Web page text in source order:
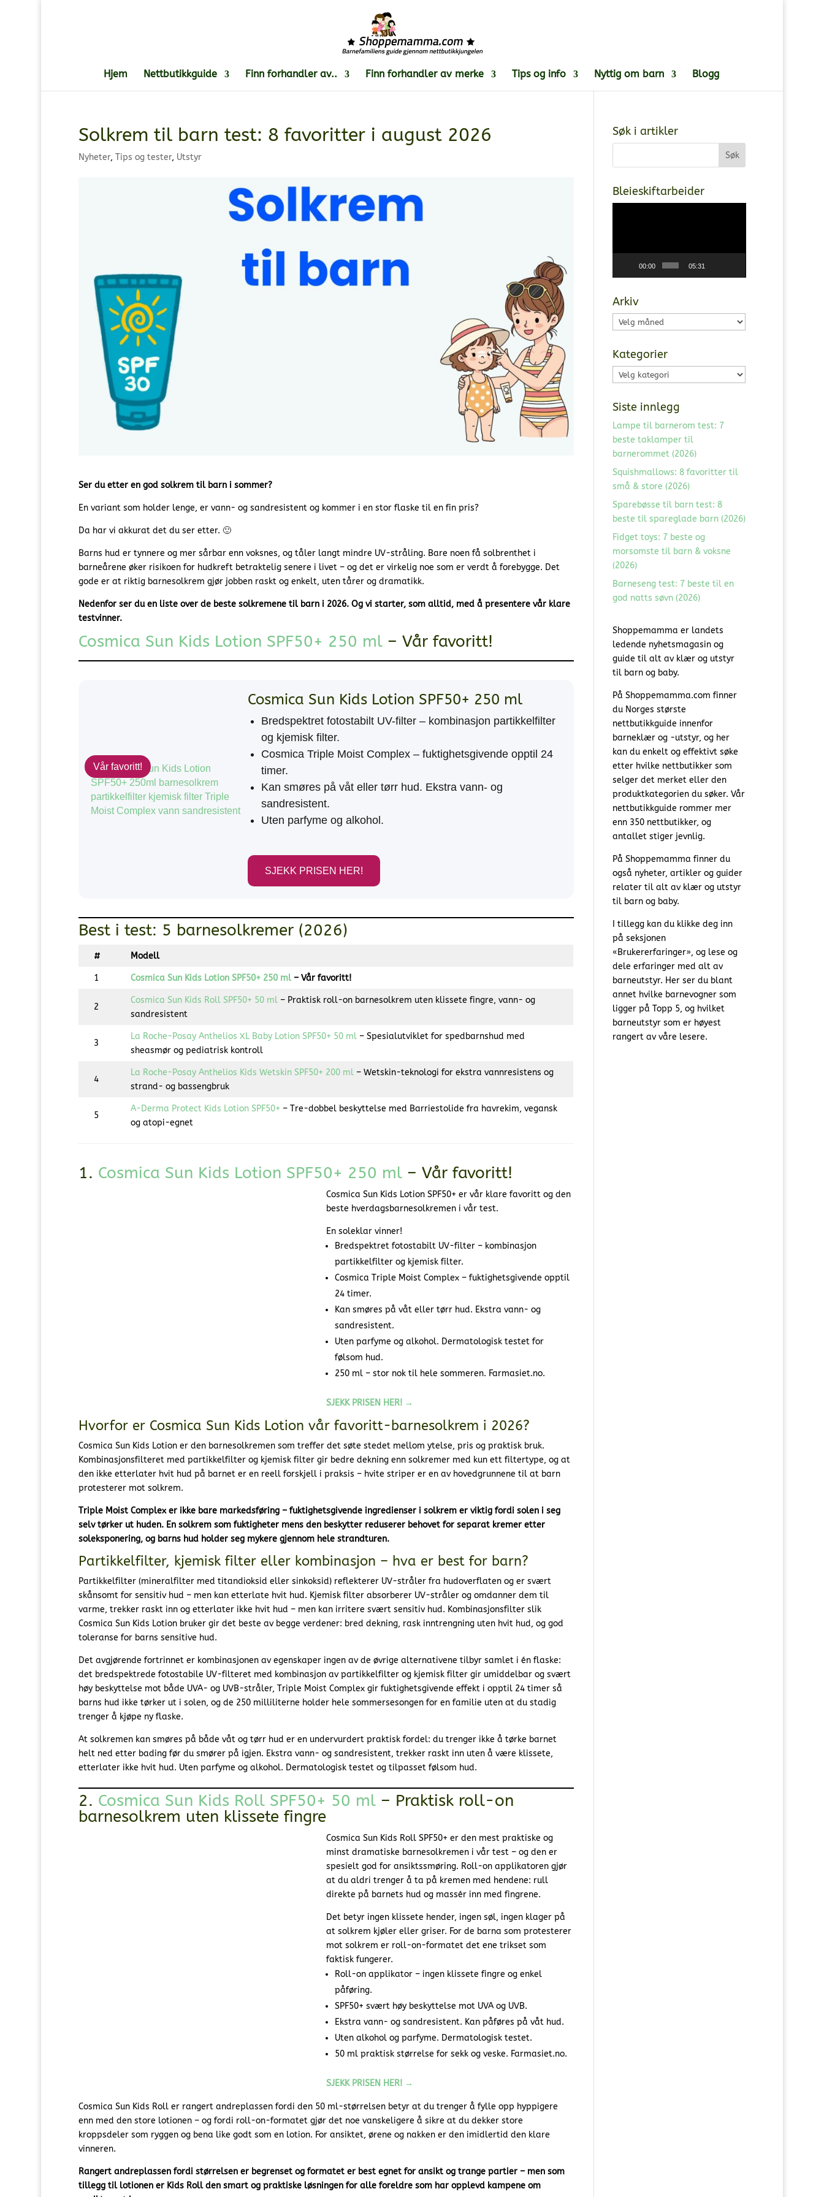
Hjem Nettbutikkguide Finn forhandler av.. Finn forhandler av merke Tips og info Nyttig om barn Blogg
Solkrem til barn test: 8 favoritter i august 2026
Nyheter, Tips og tester, Utstyr
Ser du etter en god solkrem til barn i sommer?
En variant som holder lenge, er vann- og sandresistent og kommer i en stor flaske til en fin pris?
Da har vi akkurat det du ser etter. 🙂
Barns hud er tynnere og mer sårbar enn voksnes, og tåler langt mindre UV-stråling. Bare noen få solbrenthet i
barneårene øker risikoen for hudkreft betraktelig senere i livet – og det er virkelig noe som er verdt å forebygge. Det
gode er at riktig barnesolkrem gjør jobben raskt og enkelt, uten tårer og dramatikk.
Nedenfor ser du en liste over de beste solkremene til barn i 2026. Og vi starter, som alltid, med å presentere vår klare
testvinner.
Cosmica Sun Kids Lotion SPF50+ 250 ml – Vår favoritt!
Vår favoritt!
Cosmica Sun Kids Lotion SPF50+ 250 ml
Bredspektret fotostabilt UV-filter – kombinasjon partikkelfilter
og kjemisk filter.
Cosmica Triple Moist Complex – fuktighetsgivende opptil 24
timer.
Kan smøres på våt eller tørr hud. Ekstra vann- og
sandresistent.
Uten parfyme og alkohol.
SJEKK PRISEN HER!
Best i test: 5 barnesolkremer (2026)
# Modell
1 Cosmica Sun Kids Lotion SPF50+ 250 ml– Vår favoritt!
2
Cosmica Sun Kids Roll SPF50+ 50 ml– Praktisk roll-on barnesolkrem uten klissete fingre, vann- og
sandresistent
3
La Roche-Posay Anthelios XL Baby Lotion SPF50+ 50 ml– Spesialutviklet for spedbarnshud med
sheasmør og pediatrisk kontroll
4
La Roche-Posay Anthelios Kids Wetskin SPF50+ 200 ml– Wetskin-teknologi for ekstra vannresistens og
strand- og bassengbruk
5
A-Derma Protect Kids Lotion SPF50+ – Tre-dobbel beskyttelse med Barriestolide fra havrekim, vegansk
og atopi-egnet
1. Cosmica Sun Kids Lotion SPF50+ 250 ml– Vår favoritt!
Cosmica Sun Kids Lotion SPF50+ er vår klare favoritt og den
beste hverdagsbarnesolkremen i vår test.
En soleklar vinner!
Bredspektret fotostabilt UV-filter – kombinasjon
partikkelfilter og kjemisk filter.
Cosmica Triple Moist Complex – fuktighetsgivende opptil
24 timer.
Kan smøres på våt eller tørr hud. Ekstra vann- og
sandresistent.
Uten parfyme og alkohol. Dermatologisk testet for
følsom hud.
250 ml – stor nok til hele sommeren. Farmasiet.no.
SJEKK PRISEN HER! →
Hvorfor er Cosmica Sun Kids Lotion vår favoritt-barnesolkrem i 2026?
Cosmica Sun Kids Lotion er den barnesolkremen som treffer det søte stedet mellom ytelse, pris og praktisk bruk.
Kombinasjonsfilteret med partikkelfilter og kjemisk filter gir bedre dekning enn solkremer med kun ett filtertype, og at
den ikke etterlater hvit hud på barnet er en reell forskjell i praksis – hvite striper er en av hovedgrunnene til at barn
protesterer mot solkrem.
Triple Moist Complex er ikke bare markedsføring – fuktighetsgivende ingredienser i solkrem er viktig fordi solen i seg
selv tørker ut huden. En solkrem som fuktigheter mens den beskytter reduserer behovet for separat kremer etter
soleksponering, og barns hud holder seg mykere gjennom hele strandturen.
Partikkelfilter, kjemisk filter eller kombinasjon – hva er best for barn?
Partikkelfilter (mineralfilter med titandioksid eller sinkoksid) reflekterer UV-stråler fra hudoverflaten og er svært
skånsomt for sensitiv hud – men kan etterlate hvit hud. Kjemisk filter absorberer UV-stråler og omdanner dem til
varme, trekker raskt inn og etterlater ikke hvit hud – men kan irritere svært sensitiv hud. Kombinasjonsfilter slik
Cosmica Sun Kids Lotion bruker gir det beste av begge verdener: bred dekning, rask inntrengning uten hvit hud, og god
toleranse for barns sensitive hud.
Det avgjørende fortrinnet er kombinasjonen av egenskaper ingen av de øvrige alternativene tilbyr samlet i én flaske:
det bredspektrede fotostabile UV-filteret med kombinasjon av partikkelfilter og kjemisk filter gir umiddelbar og svært
høy beskyttelse mot både UVA- og UVB-stråler, Triple Moist Complex gir fuktighetsgivende effekt i opptil 24 timer så
barns hud ikke tørker ut i solen, og de 250 milliliterne holder hele sommersesongen for en familie uten at du stadig
trenger å kjøpe ny flaske.
At solkremen kan smøres på både våt og tørr hud er en undervurdert praktisk fordel: du trenger ikke å tørke barnet
helt ned etter bading før du smører på igjen. Ekstra vann- og sandresistent, trekker raskt inn uten å være klissete,
etterlater ikke hvit hud. Uten parfyme og alkohol. Dermatologisk testet og tilpasset følsom hud.
2. Cosmica Sun Kids Roll SPF50+ 50 ml– Praktisk roll-on
barnesolkrem uten klissete fingre
Cosmica Sun Kids Roll SPF50+ er den mest praktiske og
minst dramatiske barnesolkremen i vår test – og den er
spesielt god for ansiktssmøring. Roll-on applikatoren gjør
at du aldri trenger å ta på kremen med hendene: rull
direkte på barnets hud og massér inn med fingrene.
Det betyr ingen klissete hender, ingen søl, ingen klager på
at solkrem kjøler eller griser. For de barna som protesterer
mot solkrem er roll-on-formatet det ene trikset som
faktisk fungerer.
Roll-on applikator – ingen klissete fingre og enkel
påføring.
SPF50+ svært høy beskyttelse mot UVA og UVB.
Ekstra vann- og sandresistent. Kan påføres på våt hud.
Uten alkohol og parfyme. Dermatologisk testet.
50 ml praktisk størrelse for sekk og veske. Farmasiet.no.
SJEKK PRISEN HER! →
Cosmica Sun Kids Roll er rangert andreplassen fordi den 50 ml-størrelsen betyr at du trenger å fylle opp hyppigere
enn med den store lotionen – og fordi roll-on-formatet gjør det noe vanskeligere å sikre at du dekker store
kroppsdeler som ryggen og bena like godt som en lotion. For ansiktet, ørene og nakken er den imidlertid den klare
vinneren.
Rangert andreplassen fordi størrelsen er begrenset og formatet er best egnet for ansikt og trange partier – men som
tillegg til lotionen er Kids Roll den smart og praktiske løsningen for alle foreldre som har opplevd kampene om
Søk i artikler
Bleieskiftarbeider
00:00 05:31
Arkiv
Arkiv
Kategorier
Kategorier
Siste innlegg
Lampe til barnerom test: 7
beste taklamper til
barnerommet (2026)
Squishmallows: 8 favoritter til
små & store (2026)
Sparebøsse til barn test: 8
beste til spareglade barn (2026)
Fidget toys: 7 beste og
morsomste til barn & voksne
(2026)
Barneseng test: 7 beste til en
god natts søvn (2026)
Shoppemamma er landets
ledende nyhetsmagasin og
guide til alt av klær og utstyr
til barn og baby.
På Shoppemamma.com finner
du Norges største
nettbutikkguide innenfor
barneklær og -utstyr, og her
kan du enkelt og effektivt søke
etter hvilke nettbutikker som
selger det merket eller den
produktkategorien du søker. Vår
nettbutikkguide rommer mer
enn 350 nettbutikker, og
antallet stiger jevnlig.
På Shoppemamma finner du
også nyheter, artikler og guider
relater til alt av klær og utstyr
til barn og baby.
I tillegg kan du klikke deg inn
på seksjonen
«Brukererfaringer», og lese og
dele erfaringer med alt av
barneutstyr. Her ser du blant
annet hvilke barnevogner som
ligger på Topp 5, og hvilket
barneutstyr som er høyest
rangert av våre lesere.